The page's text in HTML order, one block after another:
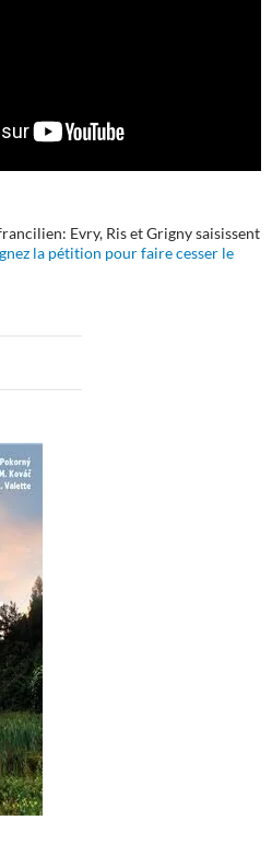
Evry, Ris et Grigny saisissent
la pétition pour faire cesser le